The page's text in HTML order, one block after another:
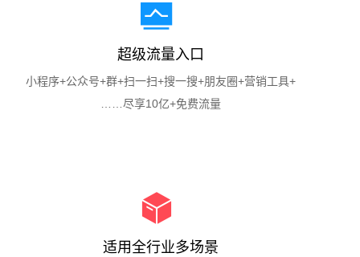
超级流量入口
小程序+公众号+群+扫一扫+搜一搜+朋友圈+营销工具+
……尽享10亿+免费流量
适用全行业多场景